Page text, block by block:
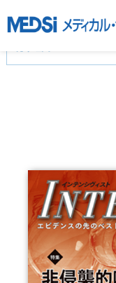
基礎医学(93)
栄養学(0)
衛生・公衆衛生学(14)